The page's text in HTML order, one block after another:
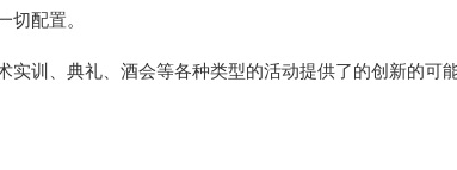
配置。
训、典礼、酒会等各种类型的活动提供了的创新的可能